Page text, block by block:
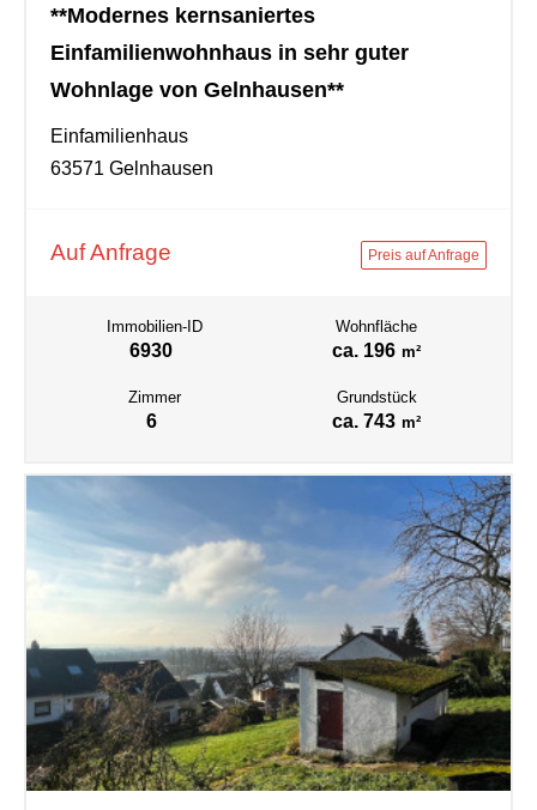
**Modernes kernsaniertes
Einfamilienwohnhaus in sehr guter
Wohnlage von Gelnhausen**
Einfamilienhaus
63571 Gelnhausen
Auf Anfrage Preis auf Anfrage
Immobilien-ID
6930
Wohnfläche
ca. 196 m²
Zimmer
6
Grundstück
ca. 743 m²